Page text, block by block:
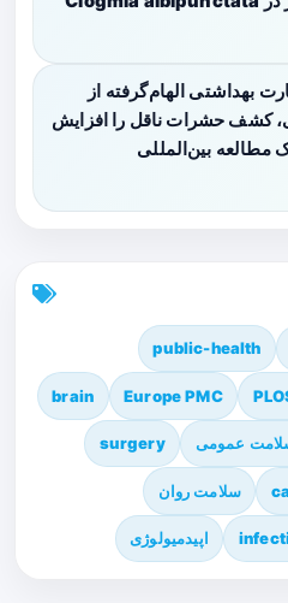
بهداشتی الهام‌گرفته از
کشف حشرات ناقل را افزایش
مطالعه بین‌المللی
public-health
Europe PMC
brain
عمومی surgery
سلامت روان
اپیدمیولوژی